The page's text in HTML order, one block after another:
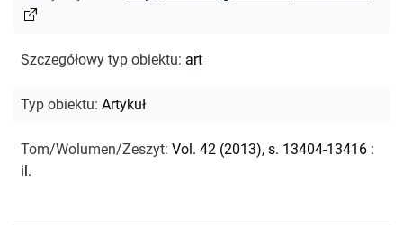
Szczegółowy typ obiektu: art
Typ obiektu: Artykuł
Tom/Wolumen/Zeszyt: Vol. 42 (2013), s. 13404-13416 :
il.